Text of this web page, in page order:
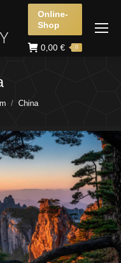
Online-
Shop
0,00 € 0
hier:
China